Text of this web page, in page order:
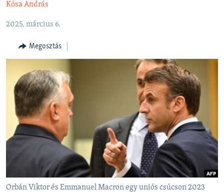
keresésre
SZABADON
TÁRSADALOM
A PÉNZ NYOMÁBAN
EURÓPAI UNIÓ
VILÁG
KLÍMAVÁLTOZÁS
A MÚLT TANULSÁGAI
Kósa András
2025. március 6.
Megosztás
Orbán Viktor és Emmanuel Macron egy uniós csúcson 2023